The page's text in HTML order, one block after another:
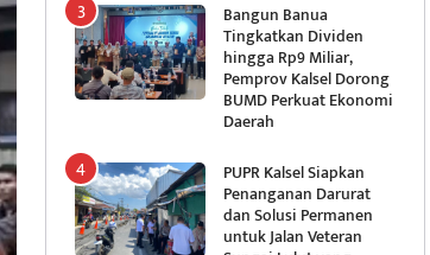
Bangun Banua
Tingkatkan Dividen
hingga Rp9 Miliar,
Pemprov Kalsel Dorong
BUMD Perkuat Ekonomi
Daerah
PUPR Kalsel Siapkan
Penanganan Darurat
dan Solusi Permanen
untuk Jalan Veteran